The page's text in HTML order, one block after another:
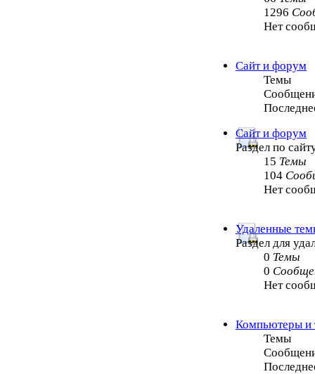
1296
Нет
Сайт и форум
Темы
Сайт и форум
Раздел по
15 Темы
104
Нет
Удаленные
Раздел для
0 Темы
0
Нет
Компьютеры и
Темы